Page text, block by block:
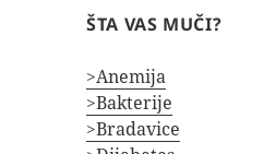
ŠTA VAS MUČI?
>Anemija
>Bakterije
>Bradavice